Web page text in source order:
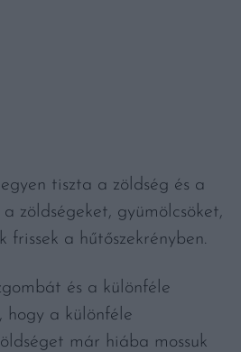
tiszta a zöldség és a
zöldségeket, gyümölcsöket,
a hűtőszekrényben.
és a különféle
hogy a különféle
már hiába mossuk